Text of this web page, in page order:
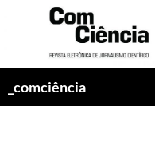
_comciência